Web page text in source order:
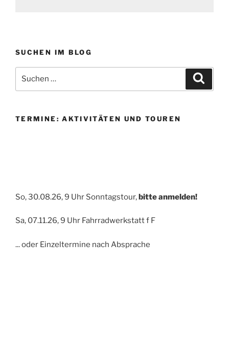
SUCHEN IM BLOG
nach:
TERMINE: AKTIVITÄTEN UND TOUREN
So, 30.08.26, 9 Uhr Sonntagstour,bitte anmelden!
Sa, 07.11.26, 9 Uhr Fahrradwerkstatt f F
... oder Einzeltermine nach Absprache